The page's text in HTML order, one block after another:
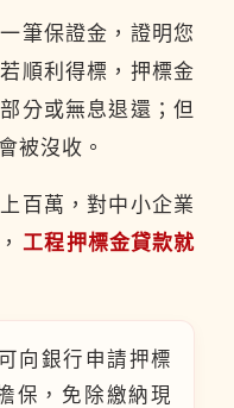
筆保證金，證明您
順利得標，押標金
分或無息退還；但
被沒收。
百萬，對中小企業
工程押標金貸款就
向銀行申請押標
保，免除繳納現